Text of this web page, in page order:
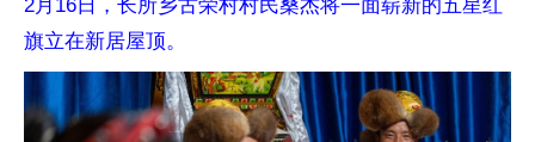
旗立在新居屋顶。